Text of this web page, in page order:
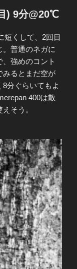
) 9分@20℃
くして、2回目
普通のネガに
強めのコント
みるとまだ空が
分ぐらいてもよ
400は散
そう。